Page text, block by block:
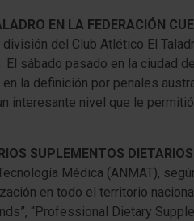
EN LA FEDERACIÓN
del Club Atlético El
El sábado pasado en la
la definición por penales
interesante nivel que le
SUPLEMENTOS DIETARIOS
Médica (ANMAT),
en todo el territorio
“Professional Dietary